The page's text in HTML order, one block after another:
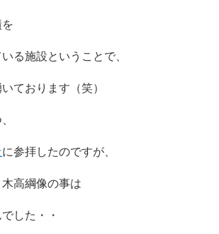
る施設ということで、
ております（笑）
に参拝したのですが、
高綱像の事は
した・・